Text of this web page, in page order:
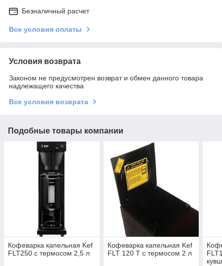
Безналичный расчет
Все условия оплаты
Условия возврата
Законом не предусмотрен возврат и обмен данного товара
надлежащего качества
Все условия возврата
Подобные товары компании
Кофеварка капельная Kef
FLT250 с термосом 2,5 л
Кофеварка капельная Kef
FLT 120 T с термосом 2 л